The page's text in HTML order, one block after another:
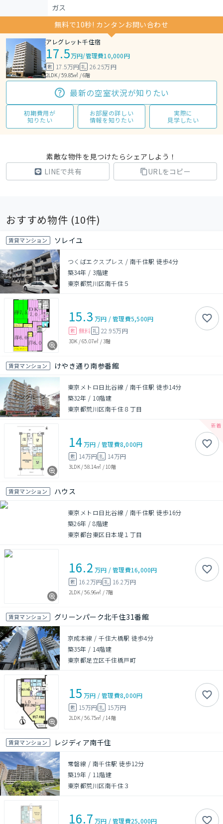
ガス
無料で10秒! カンタンお問い合わせ
アレグレット千住宿
17.5万円/管理費10,000円
敷 17.5万円 礼 26.25万円
2LDK / 59.85㎡ / 6階
最新の空室状況が知りたい
初期費用が
知りたい
お部屋の詳しい
情報を知りたい
実際に
見学したい
素敵な物件を見つけたらシェアしよう！
LINEで共有
URLをコピー
おすすめ物件 (10件)
賃貸マンション ソレイユ
つくばエクスプレス / 南千住駅 徒歩4分
築34年 / 3階建
東京都荒川区南千住５
15.3 万円 /管理費5,500円
敷 無料 礼 22.95万円
3DK /65.07㎡ /3階
賃貸マンション けやき通り南参番館
東京メトロ日比谷線 / 南千住駅 徒歩14分
築32年 / 10階建
東京都荒川区南千住８丁目
14万円 /管理費8,000円
敷 14万円 礼 14万円
3LDK/58.14㎡ / 10階
賃貸マンション ハウス
東京メトロ日比谷線 / 南千住駅 徒歩16分
築26年 /8階建
東京都台東区日本堤１丁目
16.2 万円 /管理費16,000円
敷 16.2万円 礼 16.2万円
2LDK/56.96㎡ /7階
賃貸マンション グリーンパーク北千住31番館
京成本線 / 千住大橋駅 徒歩4分
築35年 / 14階建
東京都足立区千住橋戸町
15 万円 /管理費8,000円
敷 15万円 礼 15万円
2LDK/56.75㎡ / 14階
賃貸マンション レジディア南千住
常磐線 / 南千住駅 徒歩12分
築19年 / 11階建
東京都荒川区南千住３
16.7 万円 /管理費25,000円